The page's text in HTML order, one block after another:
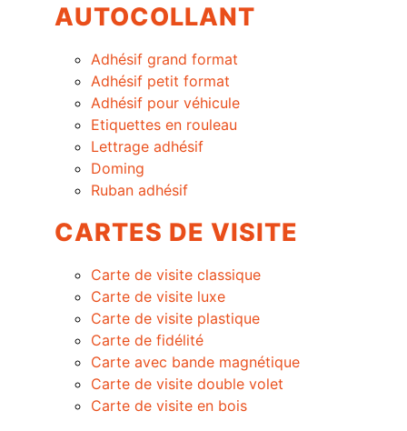
AUTOCOLLANT
Adhésif grand format
Adhésif petit format
Adhésif pour véhicule
Etiquettes en rouleau
Lettrage adhésif
Doming
Ruban adhésif
CARTES DE VISITE
Carte de visite classique
Carte de visite luxe
Carte de visite plastique
Carte de fidélité
Carte avec bande magnétique
Carte de visite double volet
Carte de visite en bois